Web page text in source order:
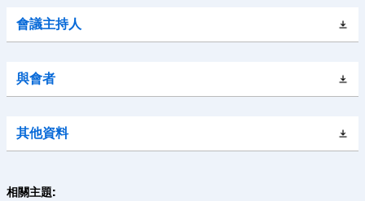
會議主持人
與會者
其他資料
相關主題: